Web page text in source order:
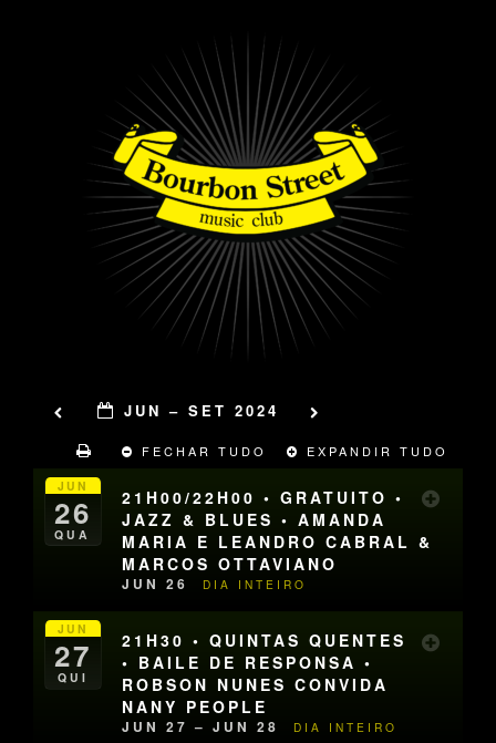
JUN – SET 2024
FECHAR TUDO EXPANDIR TUDO
JUN
26
QUA
21H00/22H00 • GRATUITO •
JAZZ & BLUES • AMANDA
MARIA E LEANDRO CABRAL &
MARCOS OTTAVIANO
JUN 26 DIA INTEIRO
JUN
27
QUI
21H30 • QUINTAS QUENTES
• BAILE DE RESPONSA •
ROBSON NUNES CONVIDA
NANY PEOPLE
JUN 27 – JUN 28 DIA INTEIRO